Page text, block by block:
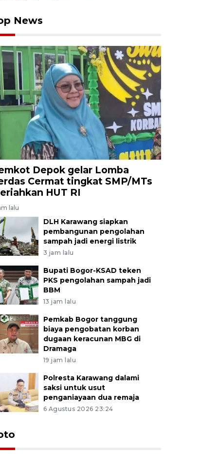
News
Depok gelar Lomba
Cermat tingkat SMP/MTs
HUT RI
lalu
DLH Karawang siapkan
pembangunan pengolahan
sampah jadi energi listrik
3 jam lalu
Bupati Bogor-KSAD teken
PKS pengolahan sampah jadi
BBM
13 jam lalu
Pemkab Bogor tanggung
biaya pengobatan korban
dugaan keracunan MBG di
Dramaga
19 jam lalu
Polresta Karawang dalami
saksi untuk usut
penganiayaan dua remaja
6 Agustus 2026 23:24